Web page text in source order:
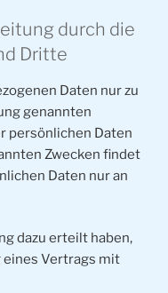
durch die
Dritte
Daten nur zu
genannten
persönlichen Daten
Zwecken findet
Daten nur an
dazu erteilt haben,
Vertrags mit